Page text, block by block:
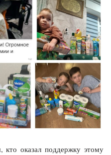
оказал поддержку этому